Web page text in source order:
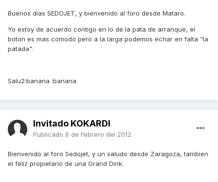
Buenos dias SEDOJET, y bienvenido al foro desde Mataro.
Yo estoy de acuerdo contigo en lo de la pata de arranque, el
boton es mas comodo pero a la larga podemos echar en falta "la
patada".
Salu2:banana :banana
Invitado KOKARDI
Publicado 6 de Febrero del 2012
Bienvenido al foro Sedojet, y un saludo desde Zaragoza, tambien
el feliz propietario de una Grand Dink.